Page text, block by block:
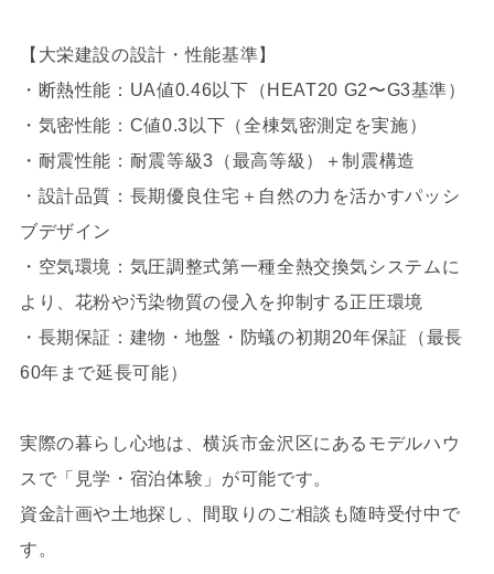
【大栄建設の設計・性能基準】
・断熱性能：UA値0.46以下（HEAT20 G2〜G3基準）
・気密性能：C値0.3以下（全棟気密測定を実施）
・耐震性能：耐震等級3（最高等級）＋制震構造
・設計品質：長期優良住宅＋自然の力を活かすパッシ
ブデザイン
・空気環境：気圧調整式第一種全熱交換気システムに
より、花粉や汚染物質の侵入を抑制する正圧環境
・長期保証：建物・地盤・防蟻の初期20年保証（最長
60年まで延長可能）
実際の暮らし心地は、横浜市金沢区にあるモデルハウ
スで「見学・宿泊体験」が可能です。
資金計画や土地探し、間取りのご相談も随時受付中で
す。